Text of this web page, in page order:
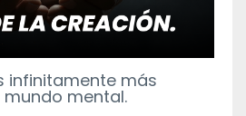
infinitamente más
mental.